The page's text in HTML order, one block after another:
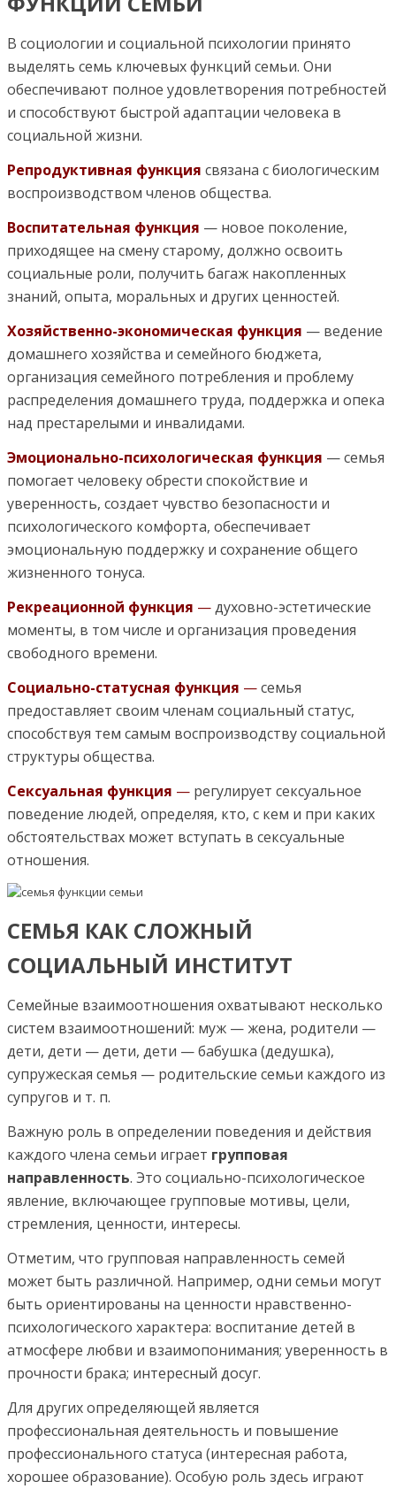
В социологии и социальной психологии принято
выделять семь ключевых функций семьи. Они
обеспечивают полное удовлетворения потребностей
и способствуют быстрой адаптации человека в
социальной жизни.
Репродуктивная функция связана с биологическим
воспроизводством членов общества.
Воспитательная функция — новое поколение,
приходящее на смену старому, должно освоить
социальные роли, получить багаж накопленных
знаний, опыта, моральных и других ценностей.
Хозяйственно-экономическая функция — ведение
домашнего хозяйства и семейного бюджета,
организация семейного потребления и проблему
распределения домашнего труда, поддержка и опека
над престарелыми и инвалидами.
Эмоционально-психологическая функция — семья
помогает человеку обрести спокойствие и
уверенность, создает чувство безопасности и
психологического комфорта, обеспечивает
эмоциональную поддержку и сохранение общего
жизненного тонуса.
Рекреационной функция —духовно-эстетические
моменты, в том числе и организация проведения
свободного времени.
Социально-статусная функция —семья
предоставляет своим членам социальный статус,
способствуя тем самым воспроизводству социальной
структуры общества.
Сексуальная функция — регулирует сексуальное
поведение людей, определяя, кто, с кем и при каких
обстоятельствах может вступать в сексуальные
отношения.
СЕМЬЯ КАК СЛОЖНЫЙ
СОЦИАЛЬНЫЙ ИНСТИТУТ
Семейные взаимоотношения охватывают несколько
систем взаимоотношений: муж — жена, родители —
дети, дети — дети, дети — бабушка (дедушка),
супружеская семья — родительские семьи каждого из
супругов и т. п.
Важную роль в определении поведения и действия
каждого члена семьи играет групповая
направленность. Это социально-психологическое
явление, включающее групповые мотивы, цели,
стремления, ценности, интересы.
Отметим, что групповая направленность семей
может быть различной. Например, одни семьи могут
быть ориентированы на ценности нравственно-
психологического характера: воспитание детей в
атмосфере любви и взаимопонимания; уверенность в
прочности брака; интересный досуг.
Для других определяющей является
профессиональная деятельность и повышение
профессионального статуса (интересная работа,
хорошее образование). Особую роль здесь играют